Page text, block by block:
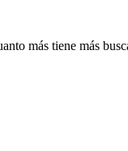
más tiene más